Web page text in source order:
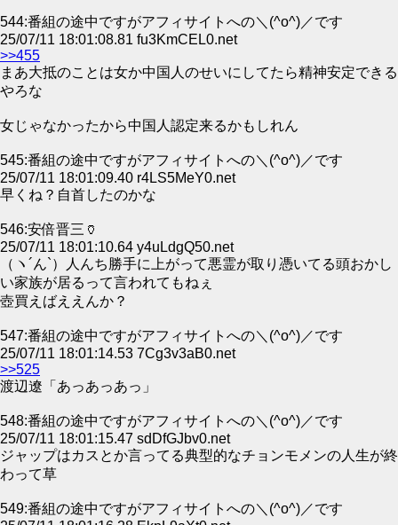
544:番組の途中ですがアフィサイトへの＼(^o^)／です
25/07/11 18:01:08.81 fu3KmCEL0.net
>>455
まあ大抵のことは女か中国人のせいにしてたら精神安定できる
やろな
女じゃなかったから中国人認定来るかもしれん
545:番組の途中ですがアフィサイトへの＼(^o^)／です
25/07/11 18:01:09.40 r4LS5MeY0.net
早くね？自首したのかな
546:安倍晋三🏺
25/07/11 18:01:10.64 y4uLdgQ50.net
（ヽ´ん`）人んち勝手に上がって悪霊が取り憑いてる頭おかし
い家族が居るって言われてもねぇ
壺買えばええんか？
547:番組の途中ですがアフィサイトへの＼(^o^)／です
25/07/11 18:01:14.53 7Cg3v3aB0.net
>>525
渡辺遼「あっあっあっ」
548:番組の途中ですがアフィサイトへの＼(^o^)／です
25/07/11 18:01:15.47 sdDfGJbv0.net
ジャップはカスとか言ってる典型的なチョンモメンの人生が終
わって草
549:番組の途中ですがアフィサイトへの＼(^o^)／です